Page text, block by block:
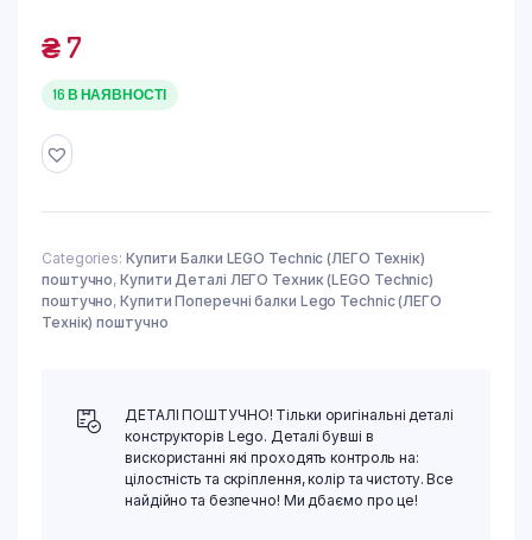
₴7
16 В НАЯВНОСТІ
Categories: Купити Балки LEGO Technic (ЛЕГО Технік)
поштучно,Купити Деталі ЛЕГО Техник (LEGO Technic)
поштучно,Купити Поперечні балки Lego Technic (ЛЕГО
Технік) поштучно
ДЕТАЛІ ПОШТУЧНО! Тільки оригінальні деталі
конструкторів Lego. Деталі бувші в
вискористанні які проходять контроль на:
цілостність та скріплення, колір та чистоту. Все
найдійно та безпечно! Ми дбаємо про це!